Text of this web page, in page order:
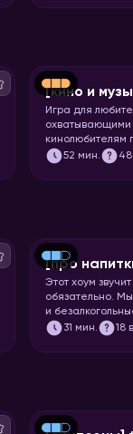
[кино и
Игра для
охватывающими
кинолюбителям
52 мин.
[про
Этот хоум
обязательно.
и
коктейлей и
31 мин. 18